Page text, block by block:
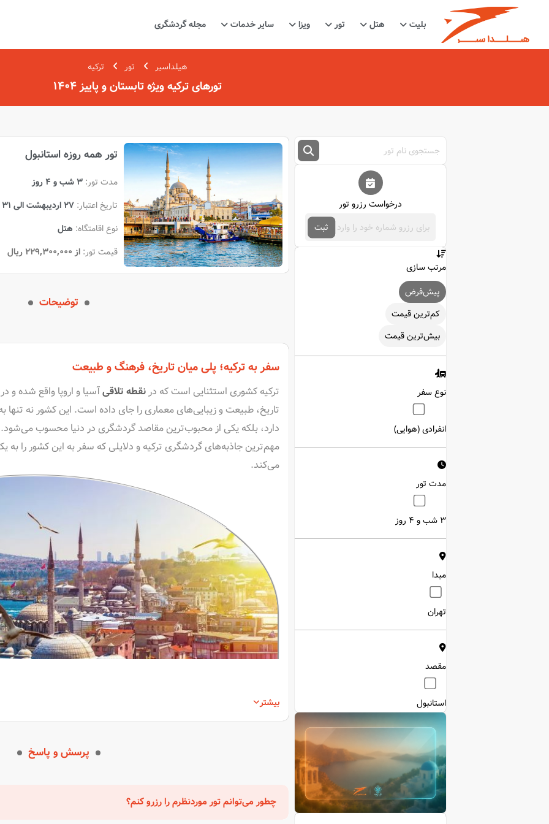
بلیت هتل تور ویزا سایر خدمات مجله گردشگری
هیلداسیر تور ترکیه
تورهای ترکیه ویژه تابستان و پاییز 1404
درخواست رزرو تور
ثبت
مرتب سازی
‌پیش‌فرض
‌کم‌ترین قیمت
بیش‌ترین قیمت
نوع سفر
انفرادی (هوایی)
مدت تور
3 شب و 4 روز
مبدا
تهران
مقصد
استانبول
تور همه روزه استانبول
مدت تور:3 شب و 4 روز
تاریخ اعتبار:27 اردیبهشت الی 31 تیر
نوع اقامتگاه: هتل
قیمت تور:از 229,300,000 ريال
توضیحات
سفر به ترکیه؛ پلی میان تاریخ، فرهنگ و طبیعت
ترکیه کشوری استثنایی است که درنقطه تلاقیآسیا و اروپا واقع شده و
تاریخ، طبیعت و زیبایی‌های معماری را جای داده است. این کشور نه تنها
دارد، بلکه یکی از محبوب‌ترین مقاصد گردشگری در دنیا محسوب
مهم‌ترین جاذبه‌های گردشگری ترکیه و دلایلی که سفر به این کشور را به
می‌کند.
ترکیه کشوری است که تاریخ و فرهنگ غنی آن، همواره گردشگران زیادی
بیشتر
پرسش و پاسخ
چطور می‌توانم تور موردنظرم را رزرو کنم؟